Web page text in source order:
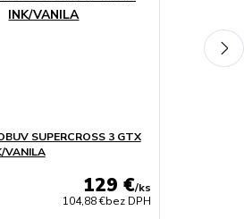
SUPERCROSS 3 GTX
VANILA
129 €/ks
104,88 €bez DPH